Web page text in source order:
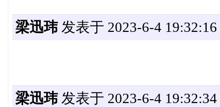
梁迅玮发表于 2023-6-4 19:32:16
梁迅玮发表于 2023-6-4 19:32:34